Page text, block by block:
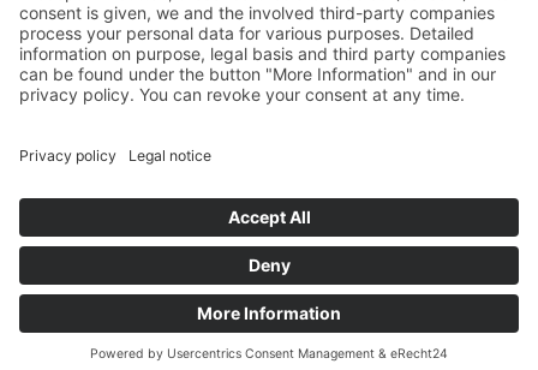
5 Meteo
5 Eventi
5 Webcam
+39 0472 659 197 Offerte
Impressum Privacy powered by